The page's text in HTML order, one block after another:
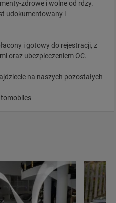
zdrowe i wolne od rdzy.
udokumentowany i
i gotowy do rejestracji, z
oraz ubezpieczeniem OC.
na naszych pozostałych